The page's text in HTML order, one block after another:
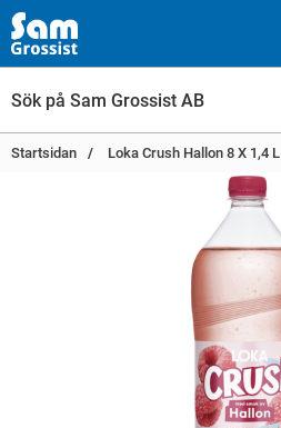
Startsidan Loka Crush Hallon 8 X 1,4 L